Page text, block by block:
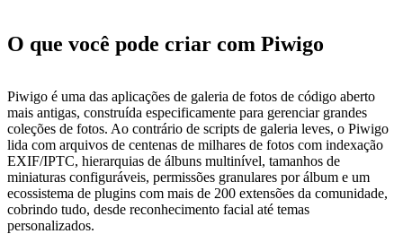
O que você pode criar com Piwigo
Piwigo é uma das aplicações de galeria de fotos de código aberto
mais antigas, construída especificamente para gerenciar grandes
coleções de fotos. Ao contrário de scripts de galeria leves, o Piwigo
lida com arquivos de centenas de milhares de fotos com indexação
EXIF/IPTC, hierarquias de álbuns multinível, tamanhos de
miniaturas configuráveis, permissões granulares por álbum e um
ecossistema de plugins com mais de 200 extensões da comunidade,
cobrindo tudo, desde reconhecimento facial até temas
personalizados.